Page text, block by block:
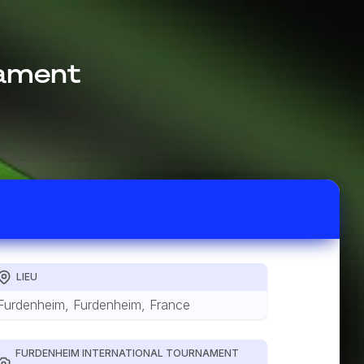
LIEU
Furdenheim, France
FURDENHEIM INTERNATIONAL TOURNAMENT